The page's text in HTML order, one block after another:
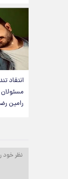
انتقاد
رامین